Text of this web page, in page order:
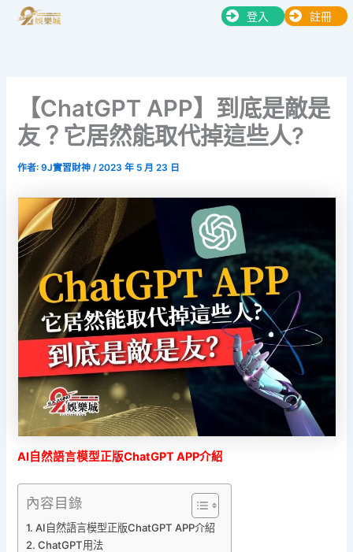
登入 註冊
【ChatGPT APP】到底是敵是
友？它居然能取代掉這些人?
作者:9J實習財神/2023 年 5 月 23 日
AI自然語言模型正版ChatGPT APP介紹
內容目錄
AI自然語言模型正版ChatGPT APP介紹
ChatGPT用法